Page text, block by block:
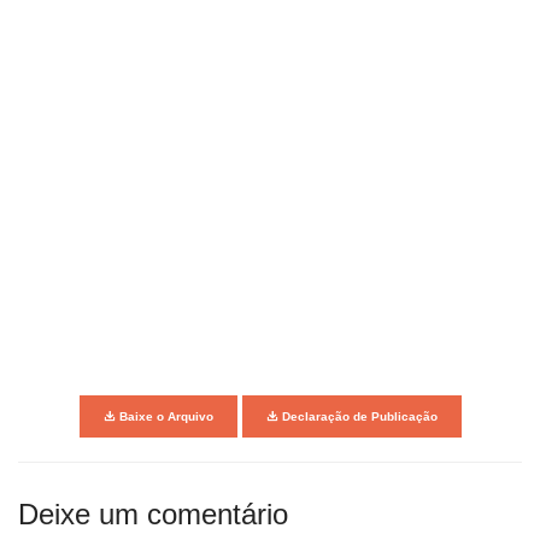
Baixe o Arquivo Declaração de Publicação
Deixe um comentário